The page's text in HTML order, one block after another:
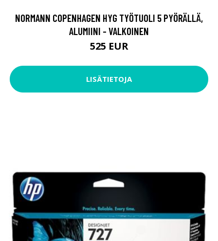
NORMANN COPENHAGEN HYG TYÖTUOLI 5 PYÖRÄLLÄ,
ALUMIINI - VALKOINEN
525 EUR
LISÄTIETOJA